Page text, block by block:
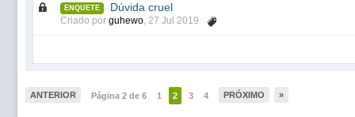
ENQUETE Dúvida cruel
Criado por guhewo, 27 Jul 2019
ANTERIOR Página 2 de 6 1 2 3 4 PRÓXIMO »